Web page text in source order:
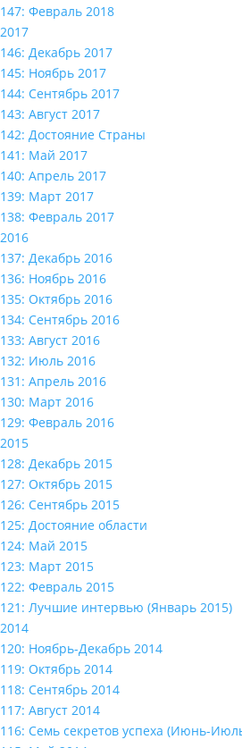
147: Февраль 2018
2017
146: Декабрь 2017
145: Ноябрь 2017
144: Сентябрь 2017
143: Август 2017
142: Достояние Страны
141: Май 2017
140: Апрель 2017
139: Март 2017
138: Февраль 2017
2016
137: Декабрь 2016
136: Ноябрь 2016
135: Октябрь 2016
134: Сентябрь 2016
133: Август 2016
132: Июль 2016
131: Апрель 2016
130: Март 2016
129: Февраль 2016
2015
128: Декабрь 2015
127: Октябрь 2015
126: Сентябрь 2015
125: Достояние области
124: Май 2015
123: Март 2015
122: Февраль 2015
121: Лучшие интервью (Январь 2015)
2014
120: Ноябрь-Декабрь 2014
119: Октябрь 2014
118: Сентябрь 2014
117: Август 2014
116: Семь секретов успеха (Июнь-